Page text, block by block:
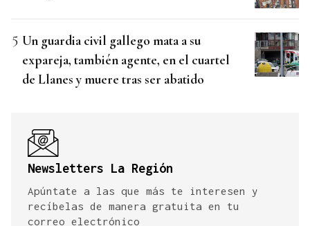
Un guardia civil gallego mata a su
expareja, también agente, en el cuartel
de Llanes y muere tras ser abatido
Newsletters La Región
Apúntate a las que más te interesen y
recíbelas de manera gratuita en tu
correo electrónico